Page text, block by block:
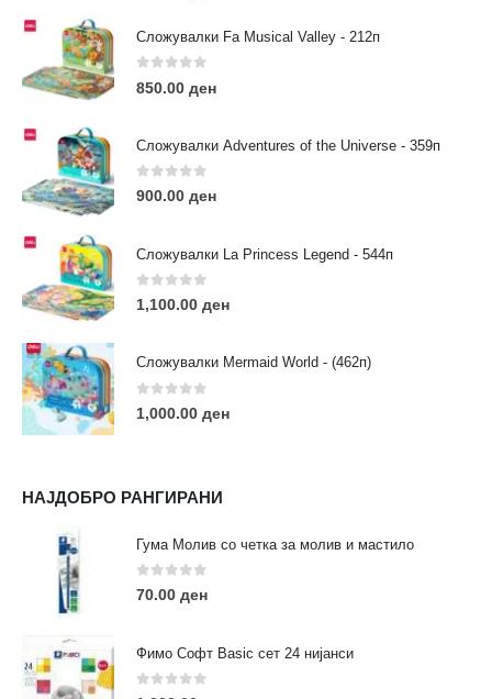
Сложувалки Fa Musical Valley - 212п
0out of 5
850.00 ден
Сложувалки Adventures of the Universe - 359п
0out of 5
900.00 ден
Сложувалки La Princess Legend - 544п
0 out of 5
1,100.00 ден
Сложувалки Mermaid World - (462п)
0 out of 5
1,000.00 ден
НАЈДОБРО РАНГИРАНИ
Гума Молив со четка за молив и мастило
0out of 5
70.00 ден
Фимо Софт Basic сет 24 нијанси
ул. 3та Македонска Бригада бр.46
ТЕЛЕФОН:
0038977640534
contact@moehobi.mk
РАБОТНО ВРЕМЕ:
Пон - Саб / 09:00 - 21:00
ЛИНКОВИ
Услови за користење
Големопродажба
Кариера
За нас
Нашите локации
ПОПУЛАРНИ ТАГОВИ
eurodanvest FIMO Креативни Сетови
markers
rapitografi sketch staedtler